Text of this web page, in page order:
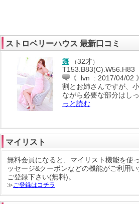
ストロベリーハウス 最新口コミ
舞 （32才）
T153.B83(C).W56.H83
《 lvn : 2017/04/02 》
割とお姉さんですが、
ながら必要な部分はし
っと読む
マイリスト
無料会員になると、マイリスト機能を使
ッセージ&クーポンなどの機能がご利用
ご登録下さい(無料)。
≫ ご登録はコチラ